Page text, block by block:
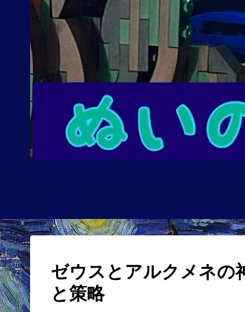
ゼウスとアルクメネの
と策略